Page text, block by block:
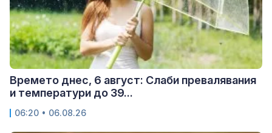
Времето днес, 6 август: Слаби превалявания
и температури до 39...
06:20 • 06.08.26